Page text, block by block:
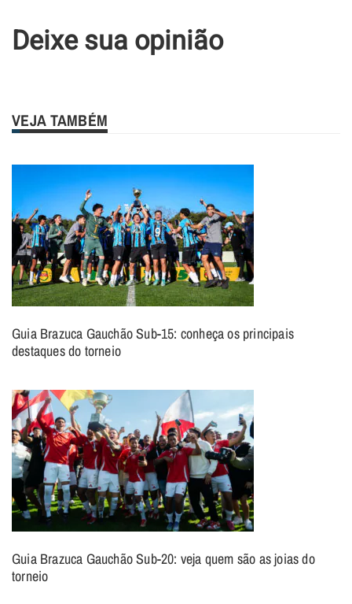
Deixe sua opinião
VEJA TAMBÉM
Guia Brazuca Gauchão Sub-15: conheça os principais
destaques do torneio
Guia Brazuca Gauchão Sub-20: veja quem são as joias do
torneio